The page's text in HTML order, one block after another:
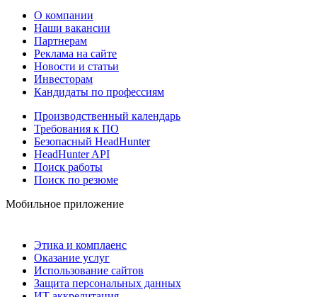
О компании
Наши вакансии
Партнерам
Реклама на сайте
Новости и статьи
Инвесторам
Кандидаты по профессиям
Производственный календарь
Требования к ПО
Безопасный HeadHunter
HeadHunter API
Поиск работы
Поиск по резюме
Мобильное приложение
Этика и комплаенс
Оказание услуг
Использование сайтов
Защита персональных данных